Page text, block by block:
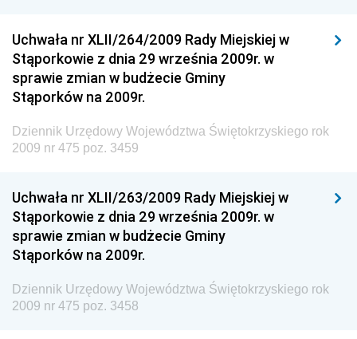
Dziennik Urzędowy Ministra Infrastruktury i
Budownictwa
Dziennik Urzędowy Ministra Gospodarki Morskiej i
Dziennik Urzędowy Ministra Energii
Dziennik Urzędowy Ministra Sprawiedliwości
Dziennik Urzędowy Ministra Rozwoju i Finansów
Dziennik Urzędowy Wyższego Urzędu Górniczego
Dziennik Urzędowy Prezesa Urzędu Transportu
Kolejowego
Uchwała nr XLII/264/2009 Rady Miejskiej w
Stąporkowie z dnia 29 września 2009r. w
sprawie zmian w budżecie Gminy
Stąporków na 2009r.
Dziennik Urzędowy Województwa Świętokrzyskiego rok
2009 nr 475 poz. 3459
Uchwała nr XLII/263/2009 Rady Miejskiej w
Stąporkowie z dnia 29 września 2009r. w
sprawie zmian w budżecie Gminy
Stąporków na 2009r.
Dziennik Urzędowy Województwa Świętokrzyskiego rok
2009 nr 475 poz. 3458